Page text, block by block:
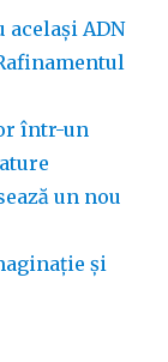
același ADN
într-un
un nou
și